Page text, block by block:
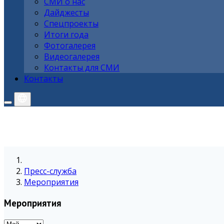
Дайджесты
Спецпроекты
Итоги года
Фотогалерея
Видеогалерея
Контакты для СМИ
Контакты
Пресс-служба
Мероприятия
Мероприятия